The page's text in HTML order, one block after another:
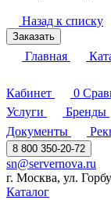
Назад к списку
Заказать
Главная
Кабинет 0
Услуги
Бренды
Документы
8 800 350-20-72
sn@servernova.ru
г. Москва, ул.
Каталог